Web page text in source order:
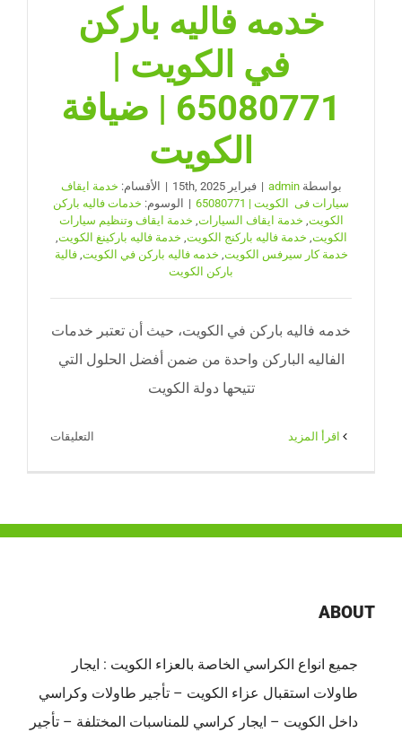
خدمه فاليه باركن
في الكويت |
65080771 | ضيافة
الكويت
بواسطةadmin
| فبراير 15th, 2025 | الأقسام: خدمة ايقاف
سيارات فى الكويت | 65080771
| الوسوم: خدمات فاليه باركن
الكويت, خدمة ايقاف السيارات, خدمة ايقاف وتنظيم سيارات
الكويت, خدمة فاليه باركنج الكويت, خدمة فاليه باركينغ الكويت,
خدمة كار سيرفس الكويت, خدمه فاليه باركن في الكويت,فالية
باركن الكويت
خدمه فاليه باركن في الكويت، حيث أن تعتبر خدمات
الفاليه الباركن واحدة من ضمن أفضل الحلول التي
تتيحها دولة الكويت
التعليقات
مغلقة
ABOUT
جميع انواع الكراسي الخاصة بالعزاء الكويت : ايجار
طاولات استقبال عزاء الكويت – تأجير طاولات وكراسي
داخل الكويت – ايجار كراسي للمناسبات المختلفة – تأجير